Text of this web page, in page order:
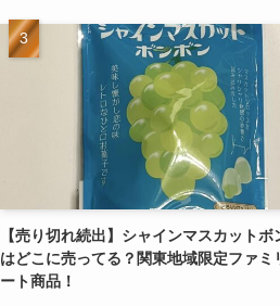
【売り切れ続出】シャインマスカットボ
はどこに売ってる？関東地域限定ファミ
ート商品！